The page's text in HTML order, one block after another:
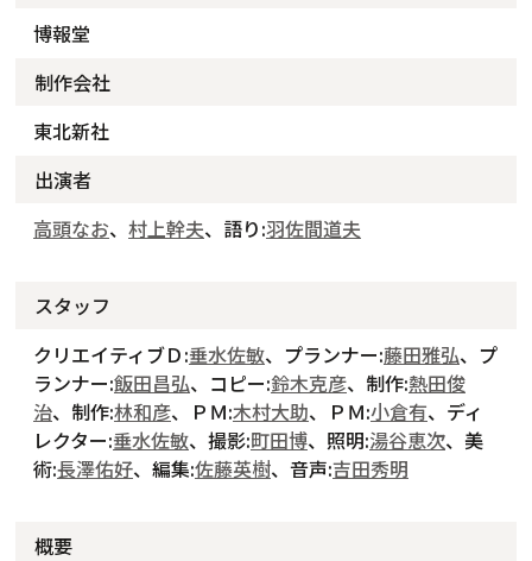
博報堂
制作会社
東北新社
出演者
高頭なお、 村上幹夫、語り:羽佐間道夫
スタッフ
クリエイティブＤ:垂水佐敏、プランナー:藤田雅弘、プ
ランナー:飯田昌弘、コピー:鈴木克彦、制作:熱田俊
治、制作:林和彦、ＰＭ:木村大助、ＰＭ:小倉有、ディ
レクター:垂水佐敏、撮影:町田博、照明:湯谷恵次、美
術:長澤佑好、編集:佐藤英樹、音声:吉田秀明
概要